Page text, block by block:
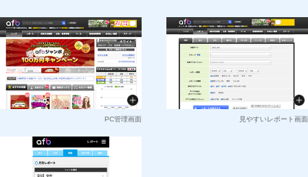
PC管理画面 見やすいレポート画面